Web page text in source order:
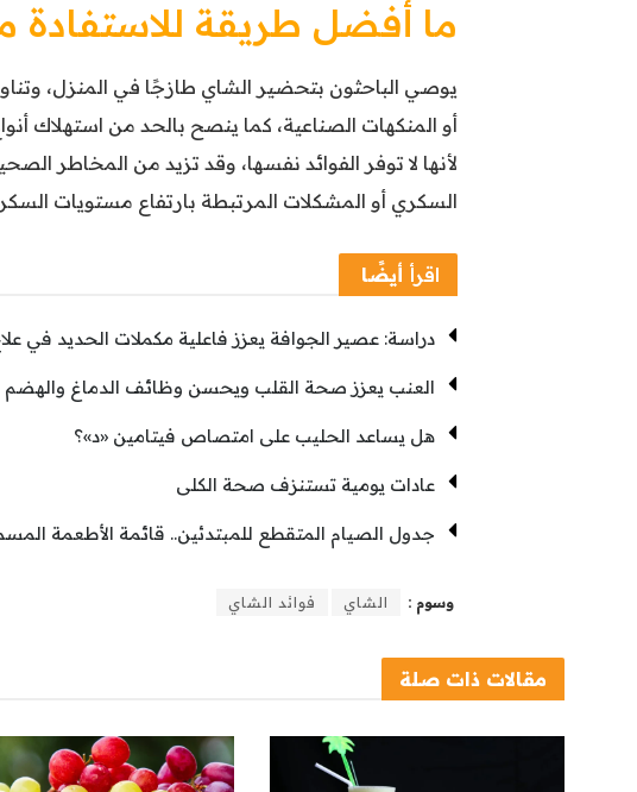
ما أفضل طريقة للاستفادة
يوصي الباحثون بتحضير الشاي طازجًا في المنزل،
أو المنكهات الصناعية، كما ينصح بالحد من استهلاك
لأنها لا توفر الفوائد نفسها، وقد تزيد من
السكري أو المشكلات المرتبطة بارتفاع مستويات
اقرأ أيضًا
دراسة: عصير الجوافة يعزز فاعلية مكملات الحديد في
العنب يعزز صحة القلب ويحسن وظائف الدماغ والهضم
هل يساعد الحليب على امتصاص فيتامين «د»؟
عادات يومية تستنزف صحة الكلى
جدول الصيام المتقطع للمبتدئين.. قائمة الأطعمة
وسوم : الشاي فوائد الشاي
مقالاتذات صلة